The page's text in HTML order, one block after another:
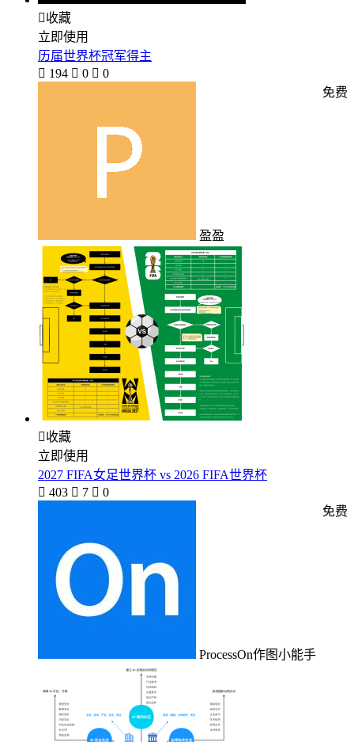
收藏
立即使用
历届世界杯冠军得主
 194  0  0
盈盈
免费
收藏
立即使用
2027 FIFA女足世界杯 vs 2026 FIFA世界杯
 403  7  0
ProcessOn作图小能手
免费